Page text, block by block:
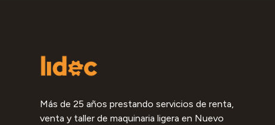
Más de 25 años prestando servicios de renta,
venta y taller de maquinaria ligera en Nuevo